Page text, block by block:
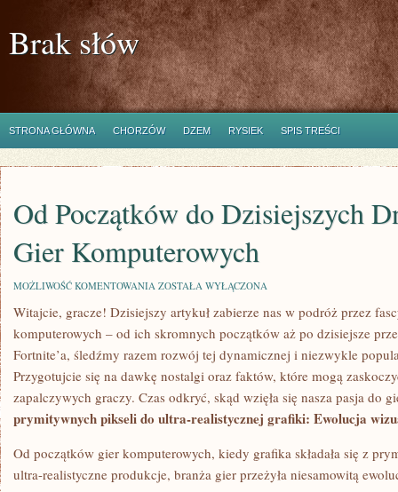
Brak słów
STRONA GŁÓWNA CHORZÓW DZEM RYSIEK SPIS TREŚCI
Od Początków do Dzisiejszych
Gier Komputerowych
MOŻLIWOŚĆ KOMENTOWANIA OD
DO
DZISIEJSZYCH
DNI:
HISTORIA
KOMPUTEROWYCH
ZOSTAŁA WYŁĄCZONA
Witajcie, gracze!​ Dzisiejszy artykuł zabierze nas w podróż przez
komputerowych – od ich skromnych​ początków aż‌ po dzisiejsze
Fortnite’a, śledźmy razem rozwój ​tej‍ dynamicznej i niezwykle
Przygotujcie się na dawkę nostalgi oraz faktów, ‌które ​mogą
zapalczywych​ graczy. Czas odkryć, skąd wzięła ‍się nasza ⁤pasja ‌do
prymitywnych pikseli ​do⁢ ultra-realistycznej ‍grafiki: Ewolucja
Od⁣ początków gier komputerowych, kiedy grafika składała się z
⁤ultra-realistyczne produkcje, ⁤branża gier przeżyła niesamowitą